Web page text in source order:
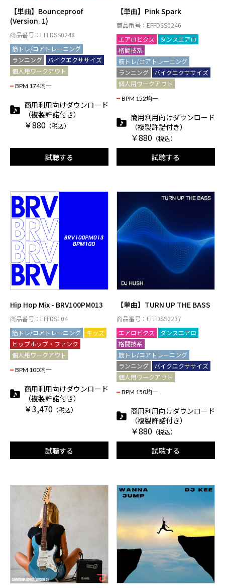
【単曲】Bounceproof
(Version. 1)
商品番号：EFFDSS0248
筋トレ/コアトレーニング
ランニング
バイクエクササイズ
個人用ワークアウト
BPM 174均一
商用利用向けダウンロード
（複製許諾付き）
￥880 （税込）
試聴する
【単曲】Pink Spark
商品番号：EFFDSS0246
エアロビクス
ダンスエアロ
格闘技系
筋トレ/コアトレーニング
ランニング
バイクエクササイズ
個人用ワークアウト
BPM 152均一
商用利用向けダウンロード
（複製許諾付き）
￥880 （税込）
試聴する
Hip Hop Mix - BRV100PM013
商品番号：EFFDS104
筋トレ/コアトレーニング
キッズ
ヒップホップ・ファンク
個人用ワークアウト
BPM 100均一
商用利用向けダウンロード
（複製許諾付き）
￥3,470 （税込）
試聴する
【単曲】TURN UP THE BASS
商品番号：EFFDSS0237
エアロビクス
ダンスエアロ
格闘技系
筋トレ/コアトレーニング
ランニング
バイクエクササイズ
個人用ワークアウト
BPM 150均一
商用利用向けダウンロード
（複製許諾付き）
￥880 （税込）
試聴する